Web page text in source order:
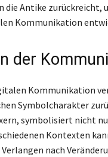
Antike zurückreicht,
Kommunikation
der
Kommunikation
Symbolcharakter
symbolisiert nicht
Kontexten
nach